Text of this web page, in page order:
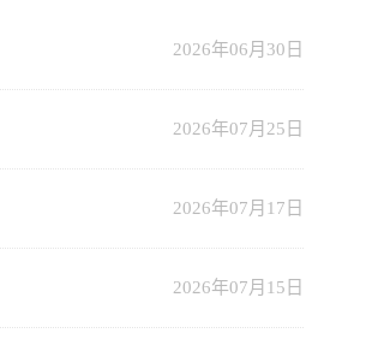
2026年06月30日
2026年07月25日
2026年07月17日
2026年07月15日